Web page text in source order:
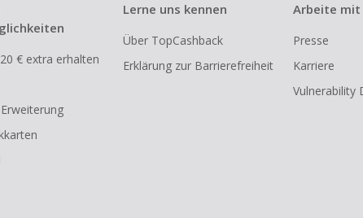
€ extra erhalten
Lerne uns kennen
Über TopCashback
Erklärung zur Barrierefreiheit
Arbeite mit
Presse
Karriere
Vulnerability